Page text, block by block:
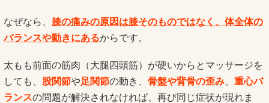
なぜなら、 膝の痛みの原因は膝そのものではなく、体全体の
バランスや動きにあるからです。
太もも前面の筋肉（大腿四頭筋）が硬いからとマッサージを
しても、 股関節や足関節の動き、 骨盤や背骨の歪み
重心バ
ランスの問題が解決されなければ、再び同じ症状が現れま